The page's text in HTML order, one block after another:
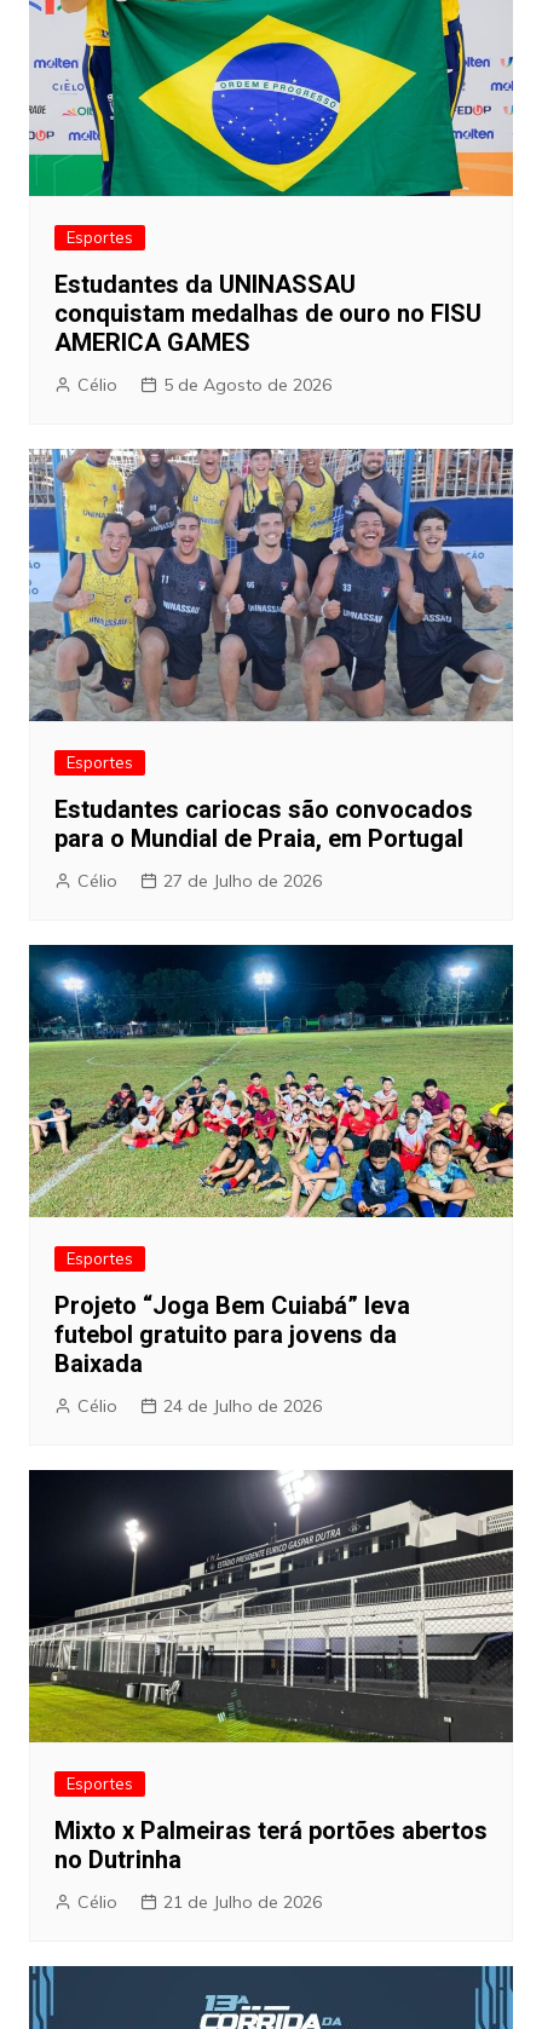
Esportes
Estudantes da UNINASSAU
conquistam medalhas de ouro no FISU
AMERICA GAMES
Célio 5 de Agosto de 2026
Esportes
Estudantes cariocas são convocados
para o Mundial de Praia, em Portugal
Célio 27 de Julho de 2026
Esportes
Projeto “Joga Bem Cuiabá” leva
futebol gratuito para jovens da
Baixada
Célio 24 de Julho de 2026
Esportes
Mixto x Palmeiras terá portões abertos
no Dutrinha
Célio 21 de Julho de 2026